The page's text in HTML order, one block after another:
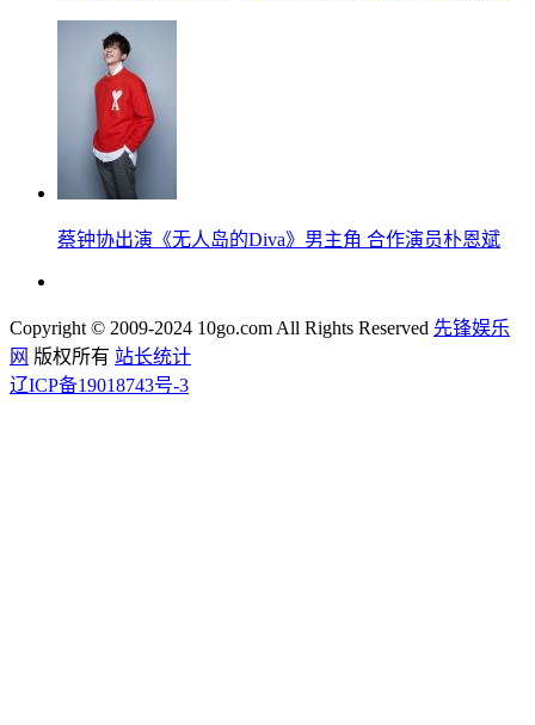
蔡钟协出演《无人岛的Diva》男主角 合作演员朴恩斌
Copyright © 2009-2024 10go.com All Rights Reserved 先锋娱乐
网 版权所有 站长统计
辽ICP备19018743号-3